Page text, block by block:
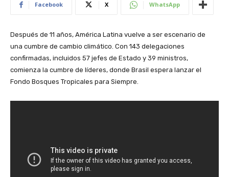
Facebook X WhatsApp
Después de 11 años, América Latina vuelve a ser escenario de
una cumbre de cambio climático. Con 143 delegaciones
confirmadas, incluidos 57 jefes de Estado y 39 ministros,
comienza la cumbre de líderes, donde Brasil espera lanzar el
Fondo Bosques Tropicales para Siempre.